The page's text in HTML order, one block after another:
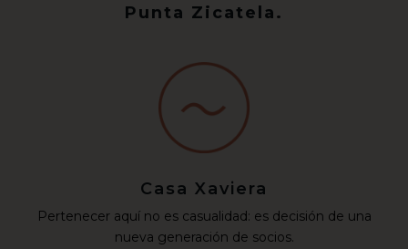
Punta Zicatela.
Casa Xaviera
Pertenecer aquí no es casualidad: es decisión de una
nueva generación de socios.